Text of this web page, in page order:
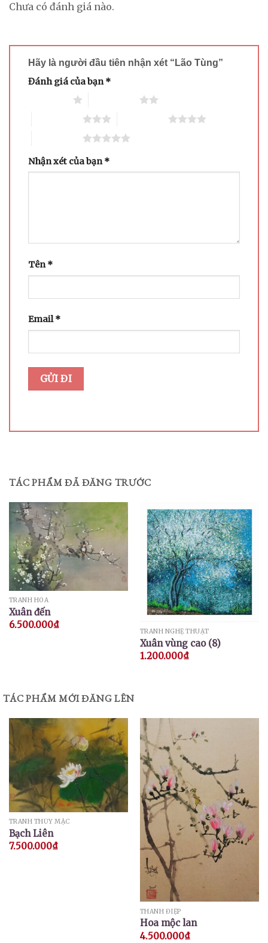
Chưa có đánh giá nào.
Hãy là người đầu tiên nhận xét “Lão Tùng”
Đánh giá của bạn*
Nhận xét của bạn*
Tên*
Email*
TÁC PHẨM ĐÃ ĐĂNG TRƯỚC
TRANH HOA
Xuân đến
6.500.000₫
TRANH NGHỆ THUẬT
Xuân vùng cao (8)
1.200.000₫
TÁC PHẨM MỚI ĐĂNG LÊN
TRANH THỦY MẶC
Bạch Liên
7.500.000₫
THANH ĐIỆP
Hoa mộc lan
4.500.000₫